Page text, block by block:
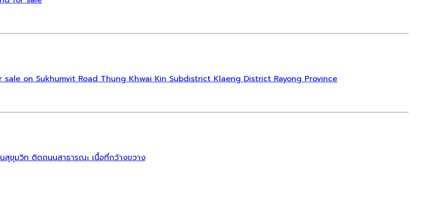
on Sukhumvit Road Thung Khwai Kin Subdistrict Klaeng District Rayong Province
สุขุมวิท ติดถนนสาธารณะ เนื้อที่กว้างขวาง